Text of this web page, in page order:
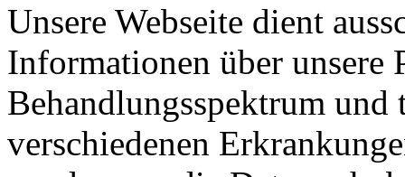
Unsere Webseite dient
Informationen über unsere
Behandlungsspektrum
verschiedenen